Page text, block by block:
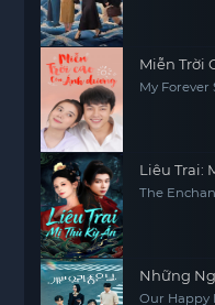
Miễn Trời
My Forever
Liêu Trai:
The
Những
Our Happy